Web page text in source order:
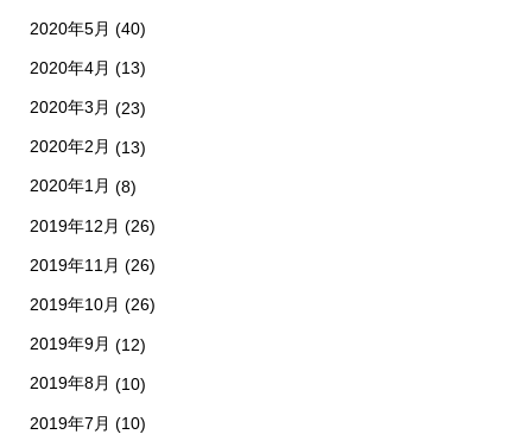
2020年5月 (40)
2020年4月 (13)
2020年3月 (23)
2020年2月 (13)
2020年1月 (8)
2019年12月 (26)
2019年11月 (26)
2019年10月 (26)
2019年9月 (12)
2019年8月 (10)
2019年7月 (10)